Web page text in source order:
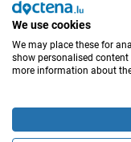
Frauenheilkunde)
in Luxemburg
Alle anzeigen →
IM
We use cookies
We may place these for
show personalised
more information about